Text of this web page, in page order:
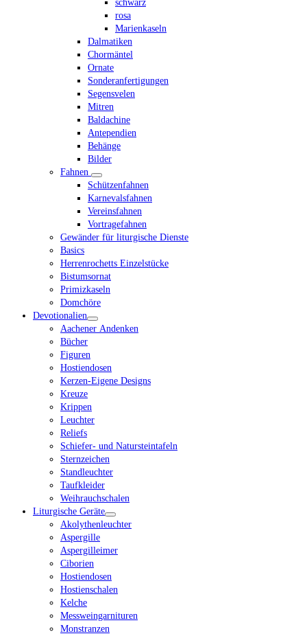
schwarz
rosa
Marienkaseln
Dalmatiken
Chormäntel
Ornate
Sonderanfertigungen
Segensvelen
Mitren
Baldachine
Antependien
Behänge
Bilder
Fahnen
Schützenfahnen
Karnevalsfahnen
Vereinsfahnen
Vortragefahnen
Gewänder für liturgische Dienste
Basics
Herrenrochetts Einzelstücke
Bistumsornat
Primizkaseln
Domchöre
Devotionalien
Aachener Andenken
Bücher
Figuren
Hostiendosen
Kerzen-Eigene Designs
Kreuze
Krippen
Leuchter
Reliefs
Schiefer- und Natursteintafeln
Sternzeichen
Standleuchter
Taufkleider
Weihrauchschalen
Liturgische Geräte
Akolythenleuchter
Aspergille
Aspergilleimer
Ciborien
Hostiendosen
Hostienschalen
Kelche
Messweingarnituren
Monstranzen